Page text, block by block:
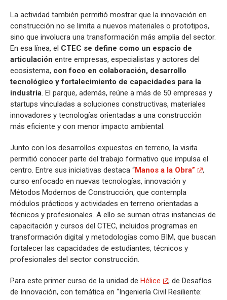
La actividad también permitió mostrar que la innovación en
construcción no se limita a nuevos materiales o prototipos,
sino que involucra una transformación más amplia del sector.
En esa línea, el CTEC se define como un espacio de
articulación entre empresas, especialistas y actores del
ecosistema, con foco en colaboración, desarrollo
tecnológico y fortalecimiento de capacidades para la
industria. El parque, además, reúne a más de 50 empresas y
startups vinculadas a soluciones constructivas, materiales
innovadores y tecnologías orientadas a una construcción
más eficiente y con menor impacto ambiental.
Junto con los desarrollos expuestos en terreno, la visita
permitió conocer parte del trabajo formativo que impulsa el
centro. Entre sus iniciativas destaca “Manos a la Obra”
,
curso enfocado en nuevas tecnologías, innovación y
Métodos Modernos de Construcción, que contempla
módulos prácticos y actividades en terreno orientadas a
técnicos y profesionales. A ello se suman otras instancias de
capacitación y cursos del CTEC, incluidos programas en
transformación digital y metodologías como BIM, que buscan
fortalecer las capacidades de estudiantes, técnicos y
profesionales del sector construcción.
Para este primer curso de la unidad de Hélice
, de Desafíos
de Innovación, con temática en “Ingeniería Civil Resiliente: